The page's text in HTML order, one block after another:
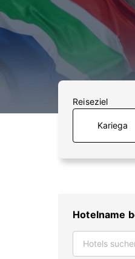
Reiseziel
Hotelname